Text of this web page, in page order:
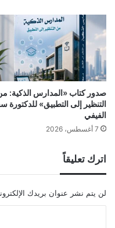
صدور كتاب «المدارس الذكية:
التنظير إلى التطبيق» للدكتورة
الفيفي
7 أغسطس، 2026
اترك تعليقاً
لن يتم نشر عنوان بريدك